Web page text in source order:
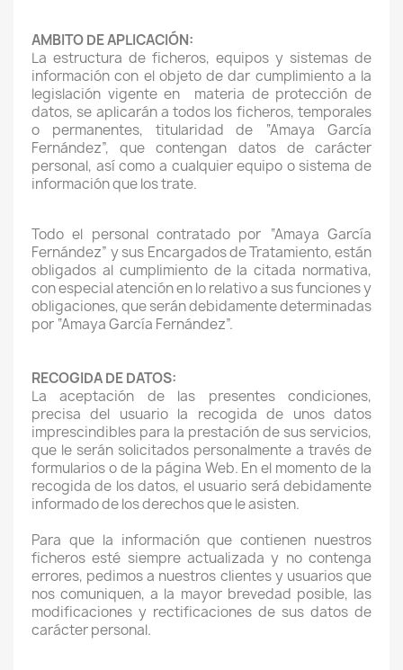
AMBITO DE APLICACIÓN:
La estructura de ficheros, equipos y sistemas de
información con el objeto de dar cumplimiento a la
legislación vigente en materia de protección de
datos, se aplicarán a todos los ficheros, temporales
o permanentes, titularidad de “Amaya García
Fernández”, que contengan datos de carácter
personal, así como a cualquier equipo o sistema de
información que los trate.
Todo el personal contratado por “Amaya García
Fernández” y sus Encargados de Tratamiento, están
obligados al cumplimiento de la citada normativa,
con especial atención en lo relativo a sus funciones y
obligaciones, que serán debidamente determinadas
por “Amaya García Fernández”.
RECOGIDA DE DATOS:
La aceptación de las presentes condiciones,
precisa del usuario la recogida de unos datos
imprescindibles para la prestación de sus servicios,
que le serán solicitados personalmente a través de
formularios o de la página Web. En el momento de la
recogida de los datos, el usuario será debidamente
informado de los derechos que le asisten.
Para que la información que contienen nuestros
ficheros esté siempre actualizada y no contenga
errores, pedimos a nuestros clientes y usuarios que
nos comuniquen, a la mayor brevedad posible, las
modificaciones y rectificaciones de sus datos de
carácter personal.